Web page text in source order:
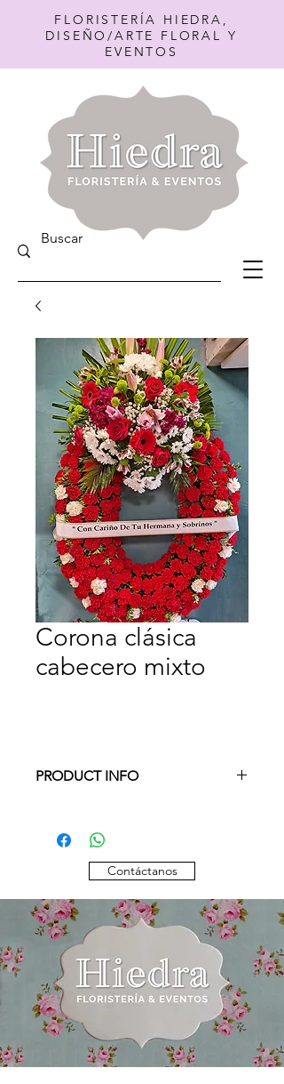
FLORISTERÍA HIEDRA,
DISEÑO/ARTE FLORAL Y
EVENTOS
Corona clásica
cabecero mixto
PRODUCT INFO
colores, por favor consultar
disponibilidad.
Contáctanos